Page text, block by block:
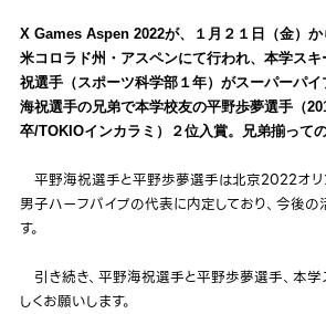
X Games Aspen 2022が、１月２１日（金）か
米コロラド州・アスペンにて行われ、本学ス
祝選手（スポーツ科学部１年）がスーパーパイ
海祝選手の兄弟で本学校友の平野歩夢選手（
卒/TOKIOインカラミ）２位入賞。兄弟揃って
平野海祝選手と平野歩夢選手は北京2022オリ
男子ハーフパイプの代表に内定しており、今後
す。
引き続き、平野海祝選手と平野歩夢選手、本
しくお願いします。